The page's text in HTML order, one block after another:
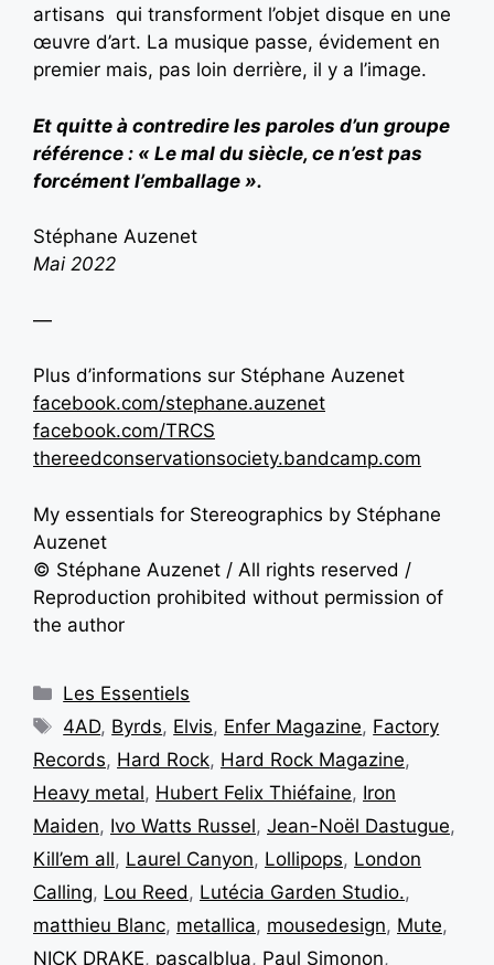
artisans qui transforment l’objet disque en une
œuvre d’art. La musique passe, évidement en
premier mais, pas loin derrière, il y a l’image.
Et quitte à contredire les paroles d’un groupe
référence : « Le mal du siècle, ce n’est pas
forcément l’emballage ».
Stéphane Auzenet
Mai 2022
—
Plus d’informations sur Stéphane Auzenet
facebook.com/stephane.auzenet
facebook.com/TRCS
thereedconservationsociety.bandcamp.com
My essentials for Stereographics by Stéphane
Auzenet
© Stéphane Auzenet / All rights reserved /
Reproduction prohibited without permission of
the author
Les Essentiels
4AD, Byrds, Elvis, Enfer Magazine, Factory
Records, Hard Rock, Hard Rock Magazine,
Heavy metal, Hubert Felix Thiéfaine, Iron
Maiden, Ivo Watts Russel, Jean-Noël Dastugue,
Kill’em all, Laurel Canyon, Lollipops, London
Calling, Lou Reed , Lutécia Garden Studio.,
matthieu Blanc, metallica, mousedesign, Mute,
NICK DRAKE, pascalblua, Paul Simonon,